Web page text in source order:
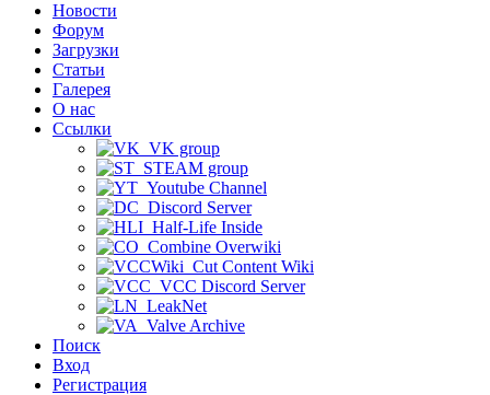
Новости
Форум
Загрузки
Статьи
Галерея
О нас
Ссылки
VK group
STEAM group
Youtube Channel
Discord Server
Half-Life Inside
Combine Overwiki
Cut Content Wiki
VCC Discord Server
LeakNet
Valve Archive
Поиск
Вход
Регистрация